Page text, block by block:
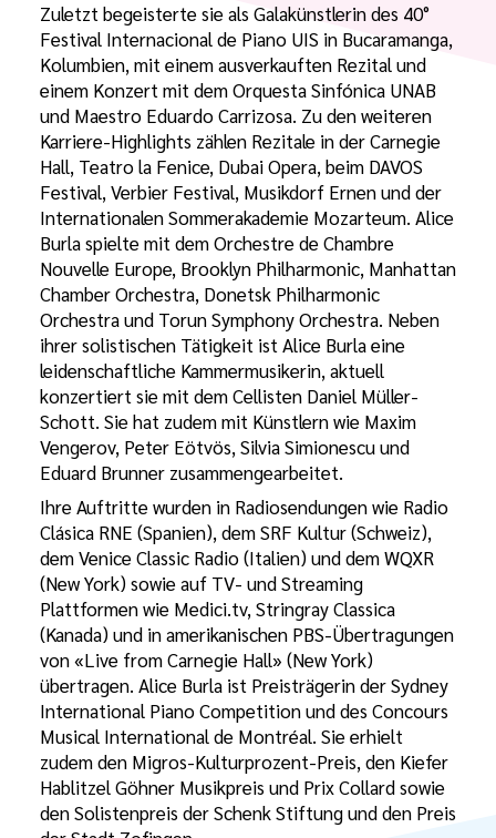
Zuletzt begeisterte sie als Galakünstlerin des 40°
Festival Internacional de Piano UIS in Bucaramanga,
Kolumbien, mit einem ausverkauften Rezital und
einem Konzert mit dem Orquesta Sinfónica UNAB
und Maestro Eduardo Carrizosa. Zu den weiteren
Karriere-Highlights zählen Rezitale in der Carnegie
Hall, Teatro la Fenice, Dubai Opera, beim DAVOS
Festival, Verbier Festival, Musikdorf Ernen und der
Internationalen Sommerakademie Mozarteum. Alice
Burla spielte mit dem Orchestre de Chambre
Nouvelle Europe, Brooklyn Philharmonic, Manhattan
Chamber Orchestra, Donetsk Philharmonic
Orchestra und Torun Symphony Orchestra. Neben
ihrer solistischen Tätigkeit ist Alice Burla eine
leidenschaftliche Kammermusikerin, aktuell
konzertiert sie mit dem Cellisten Daniel Müller-
Schott. Sie hat zudem mit Künstlern wie Maxim
Vengerov, Peter Eötvös, Silvia Simionescu und
Eduard Brunner zusammengearbeitet.
Ihre Auftritte wurden in Radiosendungen wie Radio
Clásica RNE (Spanien), dem SRF Kultur (Schweiz),
dem Venice Classic Radio (Italien) und dem WQXR
(New York) sowie auf TV- und Streaming
Plattformen wie Medici.tv, Stringray Classica
(Kanada) und in amerikanischen PBS-Übertragungen
von «Live from Carnegie Hall» (New York)
übertragen. Alice Burla ist Preisträgerin der Sydney
International Piano Competition und des Concours
Musical International de Montréal. Sie erhielt
zudem den Migros-Kulturprozent-Preis, den Kiefer
Hablitzel Göhner Musikpreis und Prix Collard sowie
den Solistenpreis der Schenk Stiftung und den Preis